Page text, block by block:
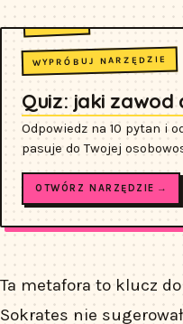
WYPRÓBUJ NARZĘDZIE
Quiz: jaki zawod
Odpowiedz na 10 pytan i
pasuje do Twojej
OTWÓRZ NARZĘDZIE →
Ta metafora to klucz
Sokrates nie